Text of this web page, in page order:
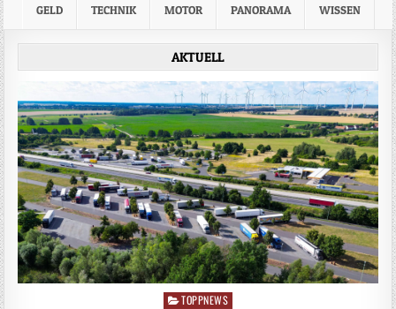
GELD TECHNIK MOTOR PANORAMA WISSEN
AKTUELL
Posted
TOPPNEWS